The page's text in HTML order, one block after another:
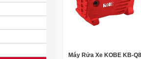
Máy Rửa Xe KOBE KB-Q8